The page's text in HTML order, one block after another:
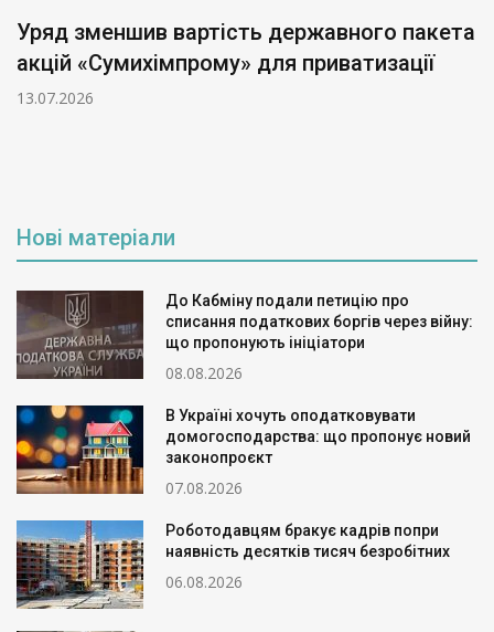
Уряд зменшив вартість державного пакета
акцій «Сумихімпрому» для приватизації
13.07.2026
Нові матеріали
До Кабміну подали петицію про
списання податкових боргів через війну:
що пропонують ініціатори
08.08.2026
В Україні хочуть оподатковувати
домогосподарства: що пропонує новий
законопроєкт
07.08.2026
Роботодавцям бракує кадрів попри
наявність десятків тисяч безробітних
06.08.2026